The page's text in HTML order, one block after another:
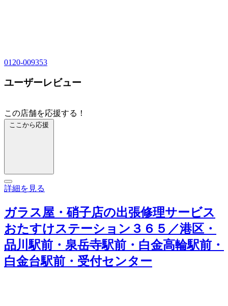
0120-009353
ユーザーレビュー
この店舗を応援する！
ここから応援
詳細を見る
ガラス屋・硝子店の出張修理サービス
おたすけステーション３６５／港区・
品川駅前・泉岳寺駅前・白金高輪駅前・
白金台駅前・受付センター